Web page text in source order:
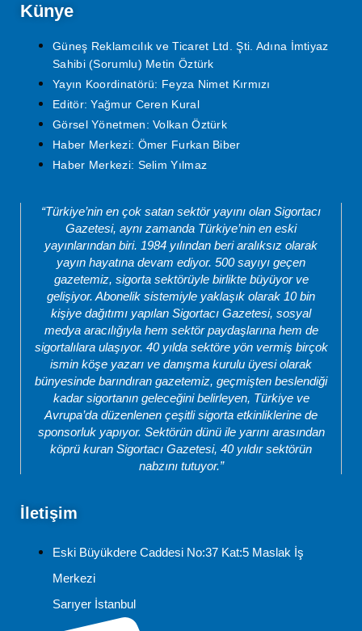
Künye
Güneş Reklamcılık ve Ticaret Ltd. Şti. Adına İmtiyaz
Sahibi (Sorumlu) Metin Öztürk
Yayın Koordinatörü: Feyza Nimet Kırmızı
Editör: Yağmur Ceren Kural
Görsel Yönetmen: Volkan Öztürk
Haber Merkezi: Ömer Furkan Biber
Haber Merkezi: Selim Yılmaz
“Türkiye’nin en çok satan sektör yayını olan Sigortacı
Gazetesi, aynı zamanda Türkiye’nin en eski
yayınlarından biri. 1984 yılından beri aralıksız olarak
yayın hayatına devam ediyor. 500 sayıyı geçen
gazetemiz, sigorta sektörüyle birlikte büyüyor ve
gelişiyor. Abonelik sistemiyle yaklaşık olarak 10 bin
kişiye dağıtımı yapılan Sigortacı Gazetesi, sosyal
medya aracılığıyla hem sektör paydaşlarına hem de
sigortalılara ulaşıyor. 40 yılda sektöre yön vermiş birçok
ismin köşe yazarı ve danışma kurulu üyesi olarak
bünyesinde barındıran gazetemiz, geçmişten beslendiği
kadar sigortanın geleceğini belirleyen, Türkiye ve
Avrupa’da düzenlenen çeşitli sigorta etkinliklerine de
sponsorluk yapıyor. Sektörün dünü ile yarını arasından
köprü kuran Sigortacı Gazetesi, 40 yıldır sektörün
nabzını tutuyor.”
İletişim
Eski Büyükdere Caddesi No:37 Kat:5 Maslak İş
Merkezi
Sarıyer İstanbul